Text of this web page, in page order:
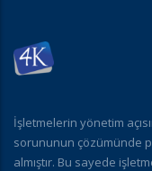
İşletmelerin yönetim
sorununun çözümünde
almıştır. Bu sayede